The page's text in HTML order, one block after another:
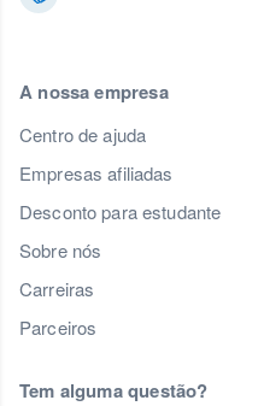
A nossa empresa
Centro de ajuda
Empresas afiliadas
Desconto para estudante
Sobre nós
Carreiras
Parceiros
Tem alguma questão?